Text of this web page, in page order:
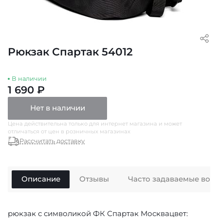
Рюкзак Спартак 54012
В наличии
1 690 ₽
Нет в наличии
Цена действительна только для интернет магазина и может
отличаться от цен в розничных магазинах
Рассчитать доставку
Описание
рюкзак с символикой ФК Спартак Москвацвет:
Отзывы Часто задаваемые